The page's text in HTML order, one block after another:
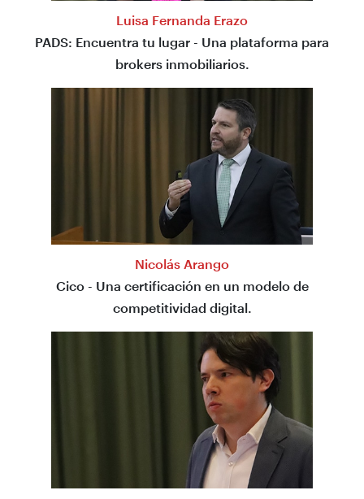
Luisa Fernanda Erazo
PADS: Encuentra tu lugar - Una plataforma para
brokers inmobiliarios.
Nicolás Arango
Cico - Una certificación en un modelo de
competitividad digital.